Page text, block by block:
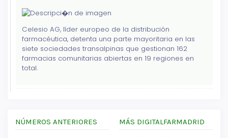
Celesio AG, líder europeo de la distribución
farmacéutica, detenta una parte mayoritaria en las
siete sociedades transalpinas que gestionan 162
farmacias comunitarias abiertas en 19 regiones en
total.
NÚMEROS ANTERIORES MÁS DIGITALFARMADRID